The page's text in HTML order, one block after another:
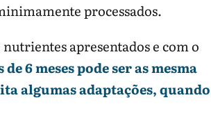
processados.
apresentados e com o
6 meses pode ser as mesma
algumas adaptações, quando